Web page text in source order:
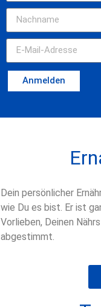
Anmelden
Dein persönlicher
wie Du es bist. Er ist
Vorlieben, Deinen
abgestimmt.